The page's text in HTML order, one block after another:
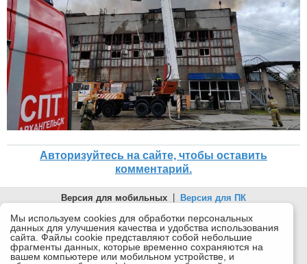
Авторизуйтесь на сайте, чтобы оставить
комментарий.
Версия для мобильных
Версия для ПК
© 2026 Беломорканал Северодвинск tv29.ru
Joomla!is Free Software released under the GNU General Public
License.
Mobile version byMobile Joomla!
Мы используем cookies для обработки персональных
данных для улучшения качества и удобства использования
сайта. Файлы cookie представляют собой небольшие
фрагменты данных, которые временно сохраняются на
вашем компьютере или мобильном устройстве, и